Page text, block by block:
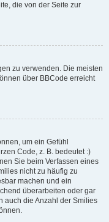
die von der Seite zur
zu verwenden. Die meisten
über BBCode erreicht
um ein Gefühl
Code, z. B. bedeutet :)
Sie beim Verfassen eines
nicht zu häufig zu
machen und ein
überarbeiten oder gar
auch die Anzahl der Smilies